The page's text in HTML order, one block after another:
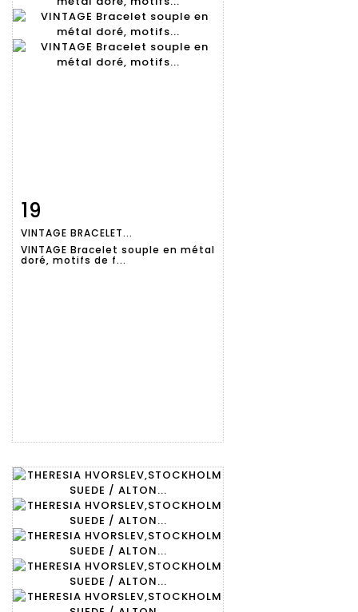
détaillée
19
VINTAGE BRACELET...
VINTAGE Bracelet souple en métal
doré, motifs de f...